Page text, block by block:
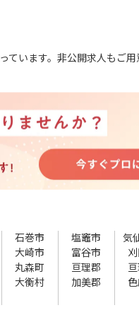
います。非公開求人もご
石巻市 塩竈市 気
大崎市 富谷市
丸森町 亘理郡
大衡村 加美郡